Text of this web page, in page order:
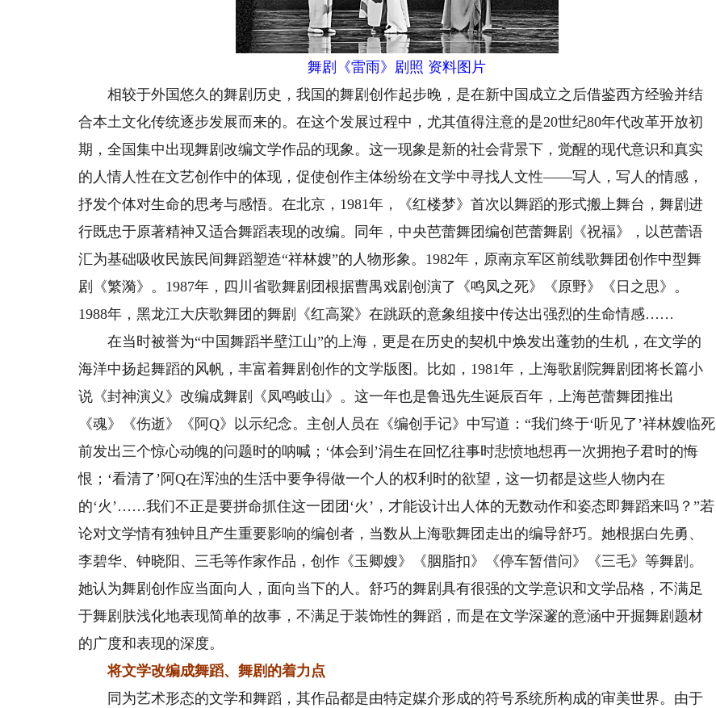
舞剧《雷雨》剧照 资料图片
相较于外国悠久的舞剧历史，我国的舞剧创作起步晚，是在新中国成立之后借鉴西方经验并结
合本土文化传统逐步发展而来的。在这个发展过程中，尤其值得注意的是20世纪80年代改革开放初
期，全国集中出现舞剧改编文学作品的现象。这一现象是新的社会背景下，觉醒的现代意识和真实
的人情人性在文艺创作中的体现，促使创作主体纷纷在文学中寻找人文性——写人，写人的情感，
抒发个体对生命的思考与感悟。在北京，1981年，《红楼梦》首次以舞蹈的形式搬上舞台，舞剧进
行既忠于原著精神又适合舞蹈表现的改编。同年，中央芭蕾舞团编创芭蕾舞剧《祝福》，以芭蕾语
汇为基础吸收民族民间舞蹈塑造“祥林嫂”的人物形象。1982年，原南京军区前线歌舞团创作中型舞
剧《繁漪》。1987年，四川省歌舞剧团根据曹禺戏剧创演了《鸣凤之死》《原野》《日之思》。
1988年，黑龙江大庆歌舞团的舞剧《红高粱》在跳跃的意象组接中传达出强烈的生命情感……
在当时被誉为“中国舞蹈半壁江山”的上海，更是在历史的契机中焕发出蓬勃的生机，在文学的
海洋中扬起舞蹈的风帆，丰富着舞剧创作的文学版图。比如，1981年，上海歌剧院舞剧团将长篇小
说《封神演义》改编成舞剧《凤鸣岐山》。这一年也是鲁迅先生诞辰百年，上海芭蕾舞团推出
《魂》《伤逝》《阿Q》以示纪念。主创人员在《编创手记》中写道：“我们终于‘听见了’祥林嫂临死
前发出三个惊心动魄的问题时的呐喊；‘体会到’涓生在回忆往事时悲愤地想再一次拥抱子君时的悔
恨；‘看清了’阿Q在浑浊的生活中要争得做一个人的权利时的欲望，这一切都是这些人物内在
的‘火’……我们不正是要拼命抓住这一团团‘火’，才能设计出人体的无数动作和姿态即舞蹈来吗？”若
论对文学情有独钟且产生重要影响的编创者，当数从上海歌舞团走出的编导舒巧。她根据白先勇、
李碧华、钟晓阳、三毛等作家作品，创作《玉卿嫂》《胭脂扣》《停车暂借问》《三毛》等舞剧。
她认为舞剧创作应当面向人，面向当下的人。舒巧的舞剧具有很强的文学意识和文学品格，不满足
于舞剧肤浅化地表现简单的故事，不满足于装饰性的舞蹈，而是在文学深邃的意涵中开掘舞剧题材
的广度和表现的深度。
将文学改编成舞蹈、舞剧的着力点
同为艺术形态的文学和舞蹈，其作品都是由特定媒介形成的符号系统所构成的审美世界。由于